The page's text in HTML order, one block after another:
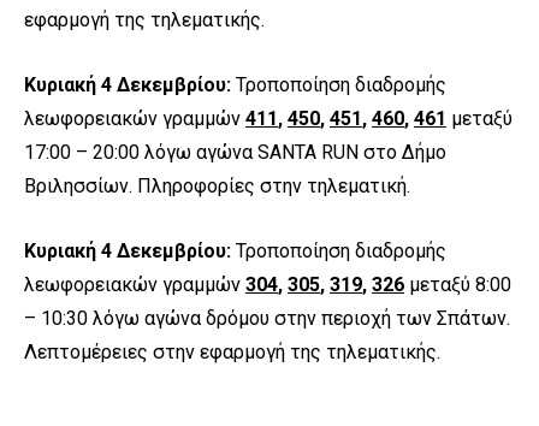
εφαρμογή της τηλεματικής.
Κυριακή 4 Δεκεμβρίου: Τροποποίηση διαδρομής
λεωφορειακών γραμμών 411 , 450, 451 , 460, 461 μεταξύ
17:00 – 20:00 λόγω αγώνα SANTA RUN στο Δήμο
Βριλησσίων. Πληροφορίες στην τηλεματική.
Κυριακή 4 Δεκεμβρίου: Τροποποίηση διαδρομής
λεωφορειακών γραμμών 304, 305, 319, 326 μεταξύ 8:00
– 10:30 λόγω αγώνα δρόμου στην περιοχή των Σπάτων.
Λεπτομέρειες στην εφαρμογή της τηλεματικής.